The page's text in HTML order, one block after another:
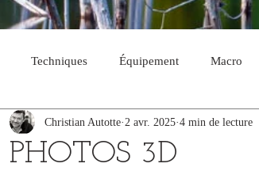
Techniques Équipement Macro
L'hiver L'été Automne Ciel
PHOTOS 3D
Christian Autotte 2 avr. 2025 4 min de lecture